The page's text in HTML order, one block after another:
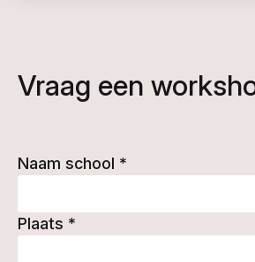
Vraag een
Naam school *
Plaats *